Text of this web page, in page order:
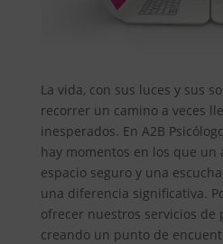
La vida, con sus luces y sus
recorrer un camino a veces
inesperados. En A2B
hay momentos en los que un
espacio seguro y una
una diferencia significativa.
ofrecer nuestros servicios de
creando un punto de